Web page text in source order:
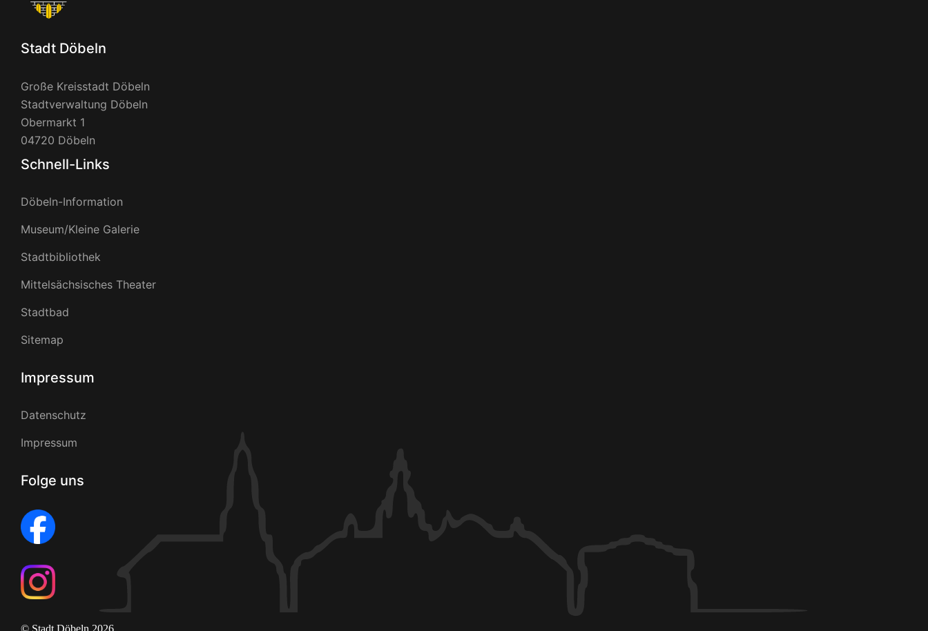
Stadt Döbeln
Große Kreisstadt Döbeln
Stadtverwaltung Döbeln
Obermarkt 1
04720 Döbeln
Schnell-Links
Döbeln-Information
Museum/Kleine Galerie
Stadtbibliothek
Mittelsächsisches Theater
Stadtbad
Sitemap
Impressum
Datenschutz
Impressum
Folge uns
© Stadt Döbeln 2026